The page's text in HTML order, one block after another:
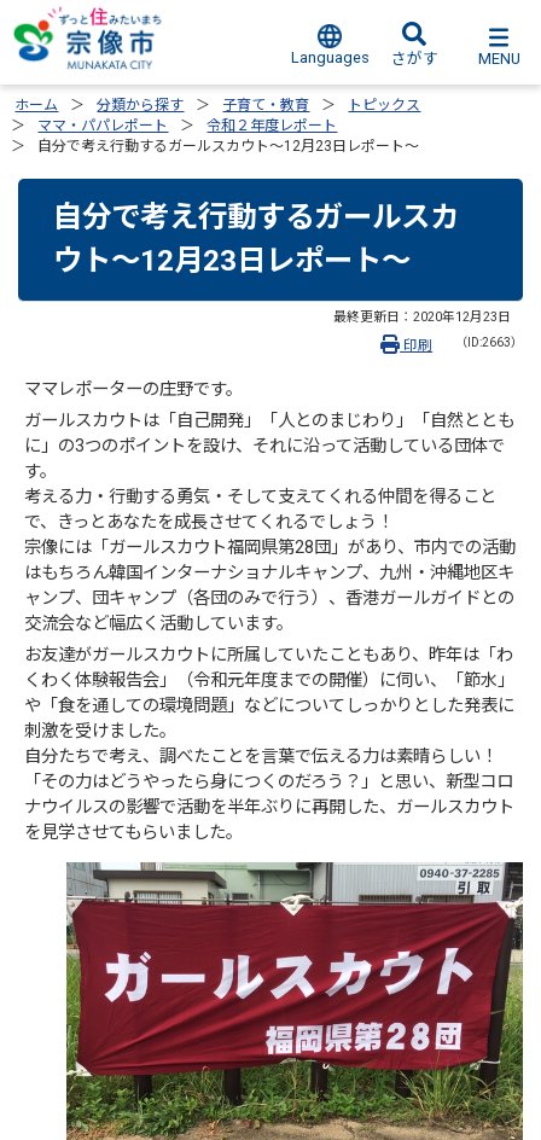
Languages さがす MENU
ホーム 分類から探す 子育て・教育
トピックス
ママ・パパレポート
令和２年度レポート
自分で考え行動するガールスカウト～12月23日レポート～
自分で考え行動するガールスカ
ウト～12月23日レポート～
最終更新日： 2020年12月23日
（ID:2663）
印刷
ママレポーターの庄野です。
ガールスカウトは「自己開発」「人とのまじわり」「自然ととも
に」の3つのポイントを設け、それに沿って活動している団体で
す。
考える力・行動する勇気・そして支えてくれる仲間を得ること
で、きっとあなたを成長させてくれるでしょう！
宗像には「ガールスカウト福岡県第28団」があり、市内での活動
はもちろん韓国インターナショナルキャンプ、九州・沖縄地区キ
ャンプ、団キャンプ（各団のみで行う）、香港ガールガイドとの
交流会など幅広く活動しています。
お友達がガールスカウトに所属していたこともあり、昨年は「わ
くわく体験報告会」（令和元年度までの開催）に伺い、「節水」
や「食を通しての環境問題」などについてしっかりとした発表に
刺激を受けました。
自分たちで考え、調べたことを言葉で伝える力は素晴らしい！
「その力はどうやったら身につくのだろう？」と思い、新型コロ
ナウイルスの影響で活動を半年ぶりに再開した、ガールスカウト
を見学させてもらいました。